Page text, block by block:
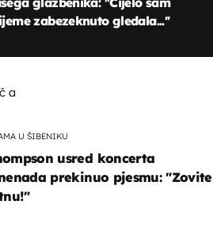
zabezeknuto gledala...''
U ŠIBENIKU
usred koncerta
prekinuo pjesmu: "Zovite